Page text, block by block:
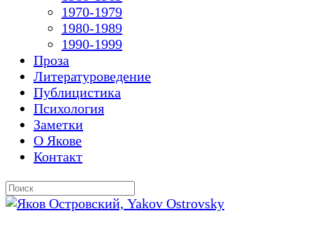
1970-1979
1980-1989
1990-1999
Проза
Литературоведение
Публицистика
Психология
Заметки
О Якове
Контакт